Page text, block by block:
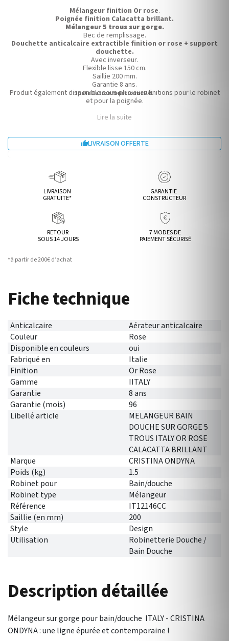
Mélangeur finition Or rose.
Poignée finition Calacatta brillant.
Mélangeur 5 trous sur gorge.
Bec de remplissage.
Douchette anticalcaire extractible finition or rose + support
douchette.
Avec inverseur.
Flexible lisse 150 cm.
Saillie 200 mm.
Garantie 8 ans.
Installation fonctionnelle.
Produit également disponible sous plusieurs finitions pour le robinet
et pour la poignée.
Lire la suite
LIVRAISON OFFERTE
LIVRAISON
GRATUITE*
GARANTIE
CONSTRUCTEUR
RETOUR
SOUS 14 JOURS
7 MODES DE
PAIEMENT SÉCURISÉ
*à partir de 200€ d’achat
Fiche technique
Anticalcaire
Aérateur anticalcaire
Couleur
Rose
Disponible en couleurs
oui
Fabriqué en
Italie
Finition
Or Rose
Gamme
IITALY
Garantie
8 ans
Garantie (mois)
96
Libellé article
MELANGEUR BAIN
DOUCHE SUR GORGE 5
TROUS ITALY OR ROSE
CALACATTA BRILLANT
Marque
CRISTINA ONDYNA
Poids (kg)
1.5
Robinet pour
Bain/douche
Robinet type
Mélangeur
Référence
IT12146CC
Saillie (en mm)
200
Style
Design
Utilisation
Robinetterie Douche /
Bain Douche
Description détaillée
Mélangeur sur gorge pour bain/douche ITALY - CRISTINA
ONDYNA : une ligne épurée et contemporaine !